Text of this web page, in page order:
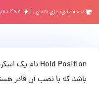
دسته بندی: بازي انلاين, |
باشد که با نصب آن قادر